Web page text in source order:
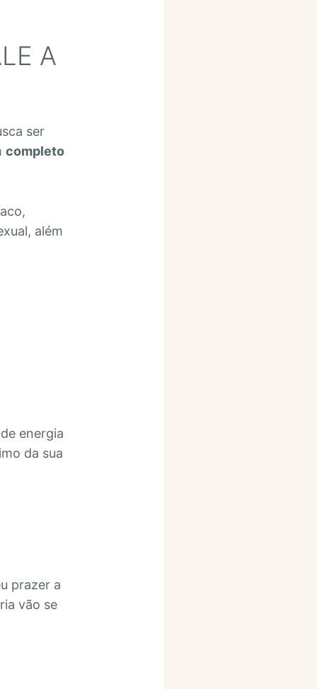
A
ser
completo
além
energia
da sua
prazer a
vão se